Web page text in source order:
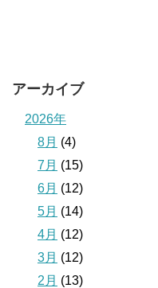
アーカイブ
2026年
8月 (4)
7月 (15)
6月 (12)
5月 (14)
4月 (12)
3月 (12)
2月 (13)